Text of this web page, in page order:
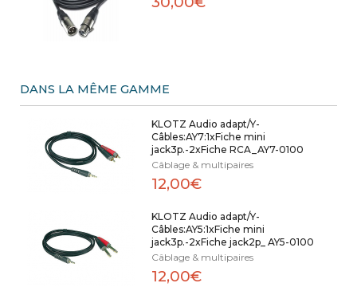
DANS LA MÊME GAMME
KLOTZ Audio adapt/Y-
Câbles:AY7:1xFiche mini
jack3p.-2xFiche RCA_AY7-0100
Câblage & multipaires
12,00€
KLOTZ Audio adapt/Y-
Câbles:AY5:1xFiche mini
jack3p.-2xFiche jack2p_ AY5-0100
Câblage & multipaires
12,00€